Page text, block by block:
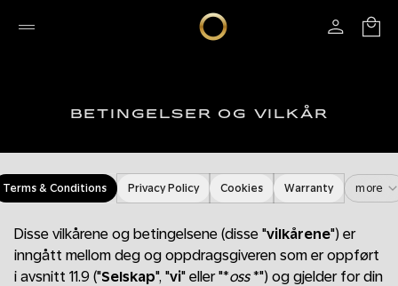
BETINGELSER OG VILKÅR
Terms & Conditions Privacy Policy Cookies Warranty more
Disse vilkårene og betingelsene (disse "vilkårene") er
inngått mellom deg og oppdragsgiveren som er oppført
i avsnitt 11.9 ("Selskap", "vi" eller "*oss*") og gjelder for din